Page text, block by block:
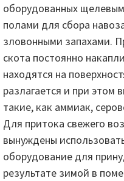
оборудованных
полами для сбора
зловонными запахами.
скота постоянно
находятся на
разлагается и при
такие, как аммиак,
Для притока свежего
вынуждены
оборудование для
результате зимой в